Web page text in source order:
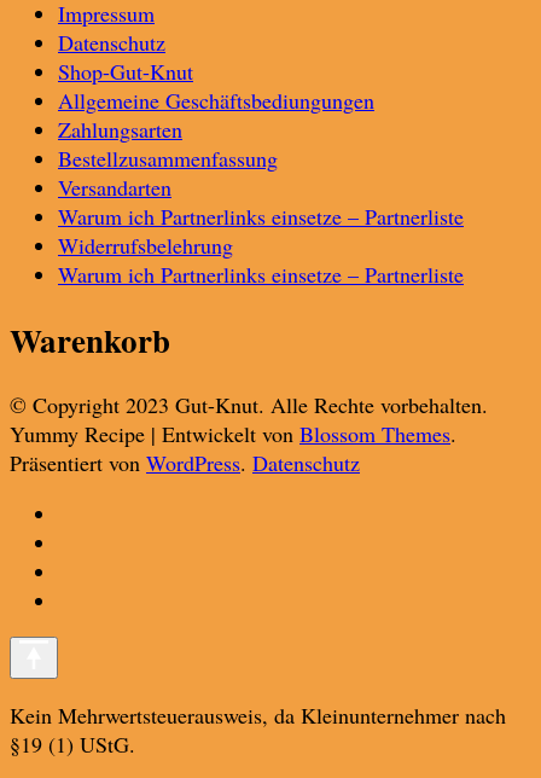
Impressum
Datenschutz
Shop-Gut-Knut
Allgemeine Geschäftsbediungungen
Zahlungsarten
Bestellzusammenfassung
Versandarten
Warum ich Partnerlinks einsetze – Partnerliste
Widerrufsbelehrung
Warum ich Partnerlinks einsetze – Partnerliste
Warenkorb
© Copyright 2023 Gut-Knut. Alle Rechte vorbehalten.
Yummy Recipe | Entwickelt von Blossom Themes.
Präsentiert von WordPress. Datenschutz
Kein Mehrwertsteuerausweis, da Kleinunternehmer nach
§19 (1) UStG.